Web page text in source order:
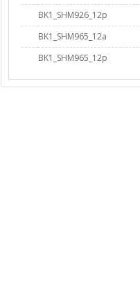
BK1_SHM926_12p
BK1_SHM965_12a
BK1_SHM965_12p